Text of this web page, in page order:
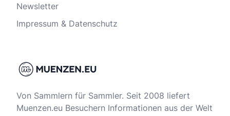
Von Sammlern für Sammler. Seit 2008 liefert
Muenzen.eu Besuchern Informationen aus der Welt
Newsletter
Impressum & Datenschutz